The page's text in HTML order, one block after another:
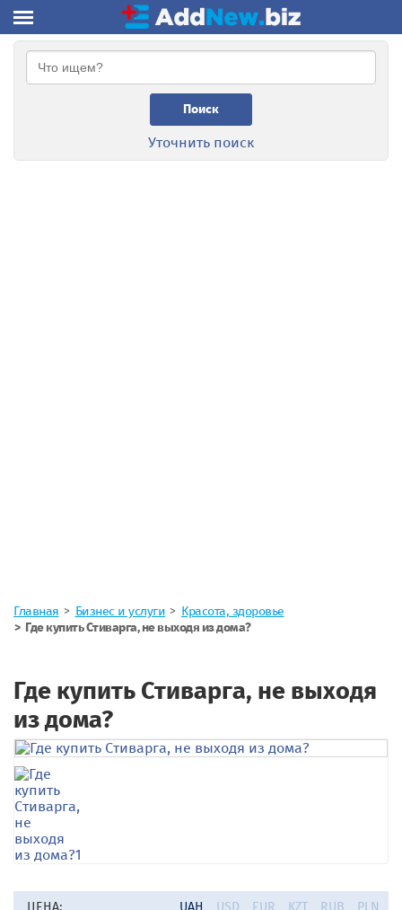
Поиск
Уточнить поиск
Главная Бизнес и услуги
Красота, здоровье
Где купить Стиварга, не выходя из дома?
Где купить Стиварга, не выходя
из дома?
ЦЕНА: UAH USD EUR KZT RUB PLN